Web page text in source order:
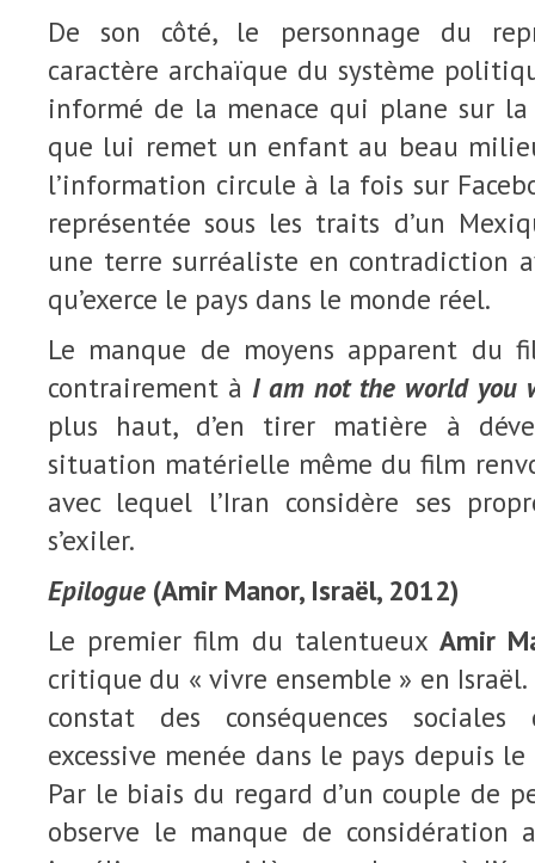
De son côté, le personnage du
caractère archaïque du système
informé de la menace qui plane sur
que lui remet un enfant au beau
l’information circule à la fois sur
représentée sous les traits d’un
une terre surréaliste en contradiction
qu’exerce le pays dans le monde réel.
Le manque de moyens apparent du
contrairement à I am not the world you
plus haut, d’en tirer matière à
situation matérielle même du film
avec lequel l’Iran considère ses
s’exiler.
Epilogue (Amir Manor, Israël, 2012)
Le premier film du talentueuxAmir
critique du « vivre ensemble » en
constat des conséquences
excessive menée dans le pays depuis
Par le biais du regard d’un couple de
observe le manque de considération